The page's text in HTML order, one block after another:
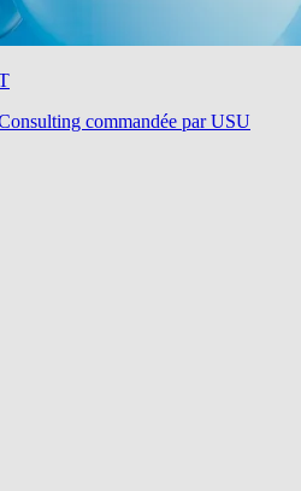
commandée par USU